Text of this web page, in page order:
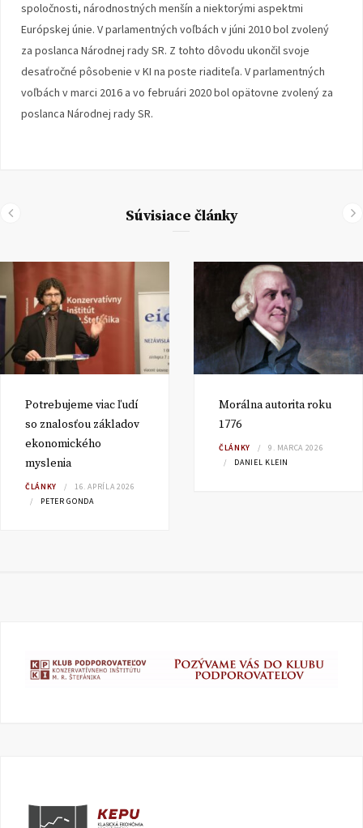
spoločnosti, národnostných menšín a niektorými aspektmi
Európskej únie. V parlamentných voľbách v júni 2010 bol zvolený
za poslanca Národnej rady SR. Z tohto dôvodu ukončil svoje
desaťročné pôsobenie v KI na poste riaditeľa. V parlamentných
voľbách v marci 2016 a vo februári 2020 bol opätovne zvolený za
poslanca Národnej rady SR.
Súvisiace články
Potrebujeme viac ľudí
so znalosťou základov
ekonomického
myslenia
ČLÁNKY
16. APRÍLA 2026
PETER GONDA
Morálna autorita roku
1776
ČLÁNKY
9. MARCA 2026
DANIEL KLEIN